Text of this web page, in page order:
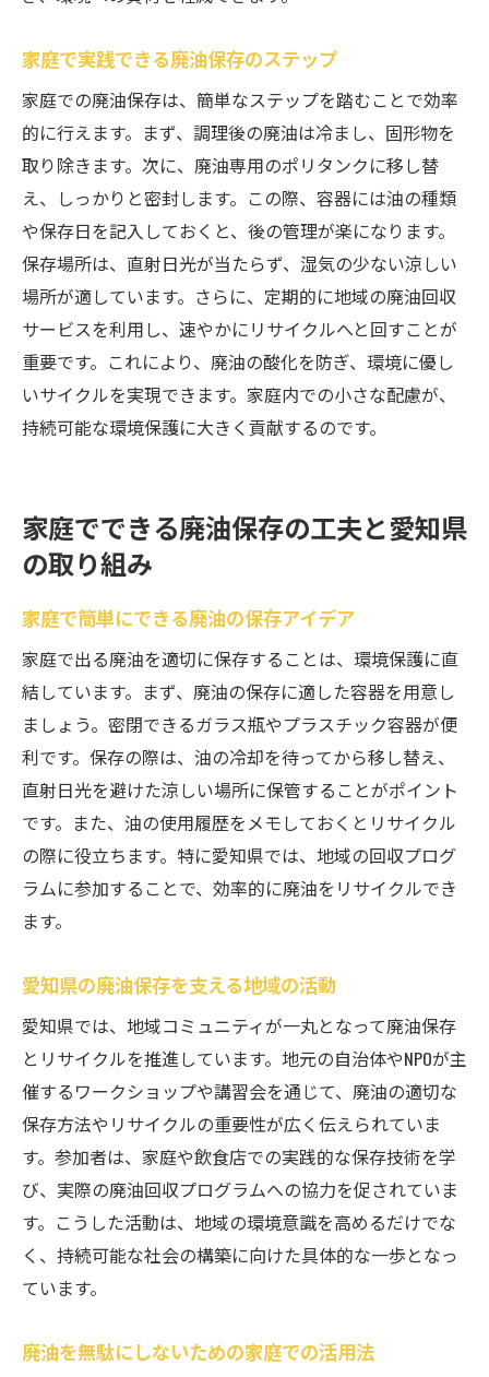
家庭で実践できる廃油保存のステップ
家庭での廃油保存は、簡単なステップを踏むことで効率
的に行えます。まず、調理後の廃油は冷まし、固形物を
取り除きます。次に、廃油専用のポリタンクに移し替
え、しっかりと密封します。この際、容器には油の種類
や保存日を記入しておくと、後の管理が楽になります。
保存場所は、直射日光が当たらず、湿気の少ない涼しい
場所が適しています。さらに、定期的に地域の廃油回収
サービスを利用し、速やかにリサイクルへと回すことが
重要です。これにより、廃油の酸化を防ぎ、環境に優し
いサイクルを実現できます。家庭内での小さな配慮が、
持続可能な環境保護に大きく貢献するのです。
家庭でできる廃油保存の工夫と愛知県
の取り組み
家庭で簡単にできる廃油の保存アイデア
家庭で出る廃油を適切に保存することは、環境保護に直
結しています。まず、廃油の保存に適した容器を用意し
ましょう。密閉できるガラス瓶やプラスチック容器が便
利です。保存の際は、油の冷却を待ってから移し替え、
直射日光を避けた涼しい場所に保管することがポイント
です。また、油の使用履歴をメモしておくとリサイクル
の際に役立ちます。特に愛知県では、地域の回収プログ
ラムに参加することで、効率的に廃油をリサイクルでき
ます。
愛知県の廃油保存を支える地域の活動
愛知県では、地域コミュニティが一丸となって廃油保存
とリサイクルを推進しています。地元の自治体やNPOが主
催するワークショップや講習会を通じて、廃油の適切な
保存方法やリサイクルの重要性が広く伝えられていま
す。参加者は、家庭や飲食店での実践的な保存技術を学
び、実際の廃油回収プログラムへの協力を促されていま
す。こうした活動は、地域の環境意識を高めるだけでな
く、持続可能な社会の構築に向けた具体的な一歩となっ
ています。
廃油を無駄にしないための家庭での活用法